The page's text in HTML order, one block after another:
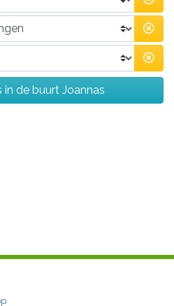
in de buurt Joannas